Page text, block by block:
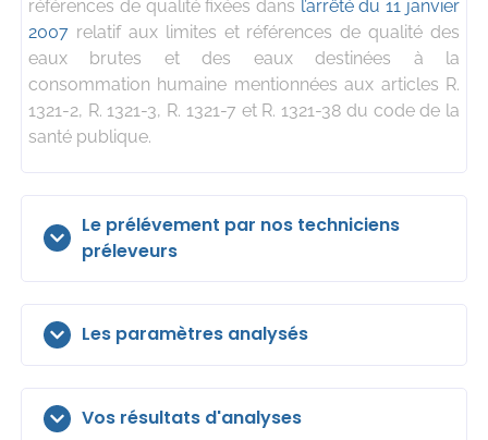
références de qualité fixées dans l’arrêté du 11 janvier
2007 relatif aux limites et références de qualité des
eaux brutes et des eaux destinées à la
consommation humaine mentionnées aux articles R.
1321-2, R. 1321-3, R. 1321-7 et R. 1321-38 du code de la
santé publique.
Le prélévement par nos techniciens
préleveurs
Les paramètres analysés
Vos résultats d'analyses